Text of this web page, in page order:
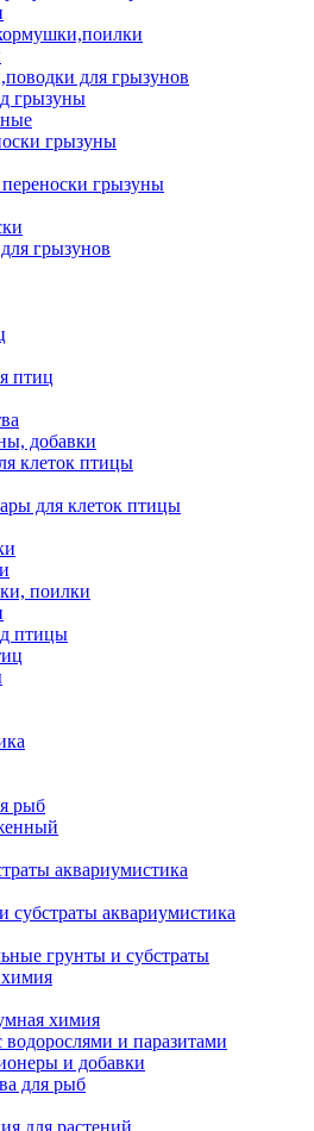
для грызунов
грызуны
грызуны
грызуны
грызунов
птиц
добавки
клеток птицы
для клеток птицы
поилки
птицы
рыб
аквариумистика
субстраты аквариумистика
грунты и субстраты
химия
водорослями и паразитами
и добавки
для рыб
для растений